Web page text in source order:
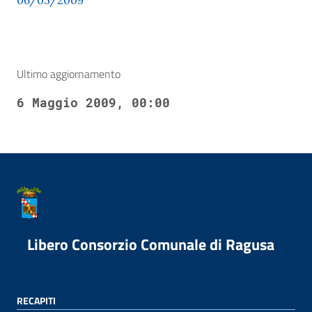
Ultimo aggiornamento
6 Maggio 2009, 00:00
Libero Consorzio Comunale di Ragusa
RECAPITI